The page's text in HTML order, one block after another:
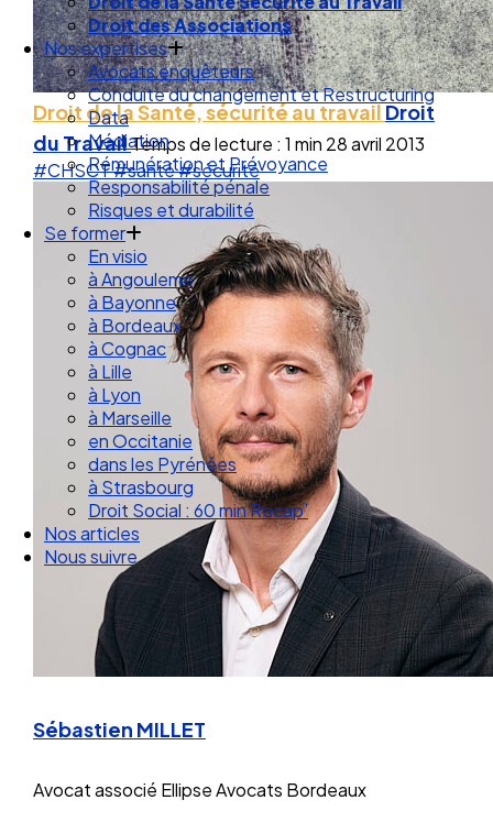
Nos expertises
Avocats enquêteurs
Conduite du changement et Restructuring
Data
Médiation
Rémunération et Prévoyance
Responsabilité pénale
Risques et durabilité
Se former
En visio
à Angouleme
à Bayonne
à Bordeaux
à Cognac
à Lille
à Lyon
à Marseille
en Occitanie
dans les Pyrénées
à Strasbourg
Droit Social : 60 min Recap’
Nos articles
Nous suivre
Droit de la Santé, sécurité au travailDroit
du TravailTemps de lecture : 1 min 28 avril 2013
#CHSCT#santé#sécurité
Sébastien MILLET
Avocat associé Ellipse Avocats Bordeaux